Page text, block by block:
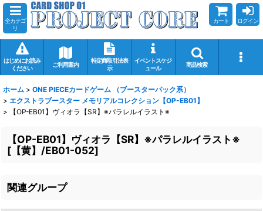
全カテゴ
リ
カート ログイン
はじめにお読み
ください
ご利用案内
特定商取引法表
示
イベントスケジ
ュール
商品検索
ホーム > ONE PIECEカードゲーム （ブースターパック系）
> エクストラブースター メモリアルコレクション【OP-EB01】
>
【OP-EB01】ヴィオラ【SR】※パラレルイラスト※
【OP-EB01】ヴィオラ【SR】※パラレルイラスト※
[ 【黄】/EB01-052]
関連グループ